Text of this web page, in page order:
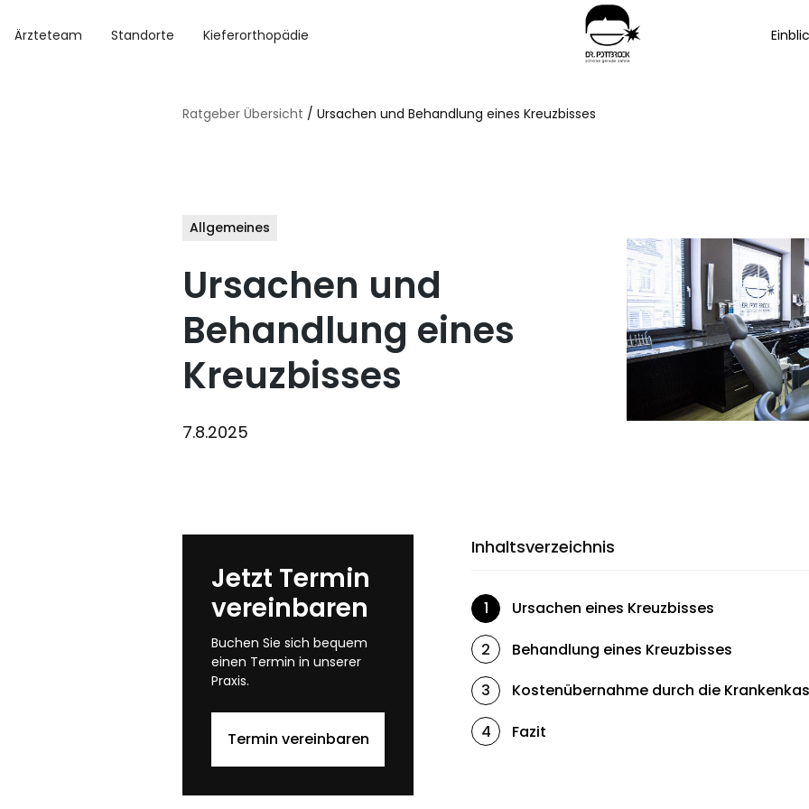
Ärzteteam Standorte Kieferorthopädie
Ratgeber Übersicht / Ursachen und Behandlung eines Kreuzbisses
Allgemeines
Ursachen und
Behandlung eines
Kreuzbisses
7.8.2025
Jetzt Termin
vereinbaren
Buchen Sie sich bequem
einen Termin in unserer
Praxis.
Termin vereinbaren
Inhaltsverzeichnis
1
Ursachen eines Kreuzbisses
2
Behandlung eines Kreuzbisses
3
Kostenübernahme durch die
4
Fazit